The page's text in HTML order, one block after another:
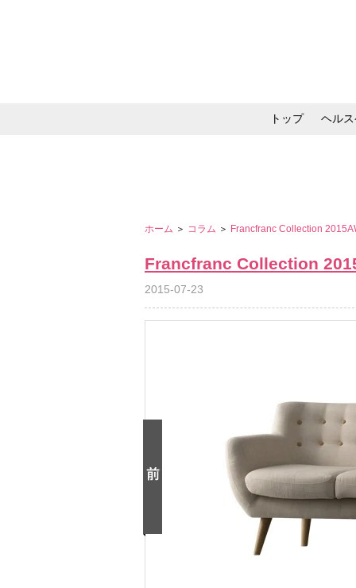
トップ ヘル
ホーム ＞ コラム ＞ Francfranc Collection
Francfranc Collection
2015-07-23